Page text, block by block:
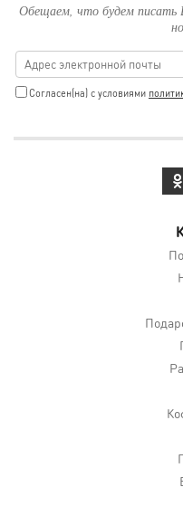
Обещаем, что будем
Cогласен(на) с условиями